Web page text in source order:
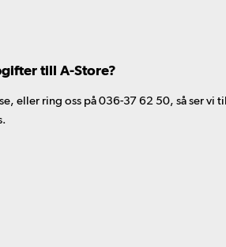
till A-Store?
eller ring oss på 036-37 62 50, så ser vi till